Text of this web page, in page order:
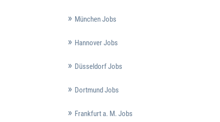
München Jobs
Hannover Jobs
Düsseldorf Jobs
Dortmund Jobs
Frankfurt a. M. Jobs